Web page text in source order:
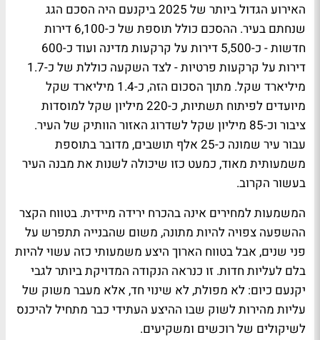
האירוע הגדול ביותר של 2025 ביקנעם היה הסכם הגג
שנחתם בעיר. ההסכם כולל תוספת של כ-6,100 דירות
חדשות - כ-5,500 דירות על קרקעות מדינה ועוד כ-600
דירות על קרקעות פרטיות - לצד השקעה כוללת של כ-1.7
מיליארד שקל. מתוך הסכום הזה, כ-1.4 מיליארד שקל
מיועדים לפיתוח תשתיות, כ-220 מיליון שקל למוסדות
ציבור וכ-85 מיליון שקל לשדרוג האזור הוותיק של העיר.
עבור עיר שמונה כ-25 אלף תושבים, מדובר בתוספת
משמעותית מאוד, כמעט כזו שיכולה לשנות את מבנה העיר
בעשור הקרוב.
המשמעות למחירים אינה בהכרח ירידה מיידית. בטווח הקצר
ההשפעה צפויה להיות מתונה, משום שהבנייה תתפרש על
פני שנים, אבל בטווח הארוך היצע משמעותי כזה עשוי להיות
בלם לעליות חדות. זו כנראה הנקודה המדויקת ביותר לגבי
יקנעם כיום: לא מפולת, לא שינוי חד, אלא מעבר משוק של
עליות מהירות לשוק שבו ההיצע העתידי כבר מתחיל להיכנס
לשיקולים של רוכשים ומשקיעים.